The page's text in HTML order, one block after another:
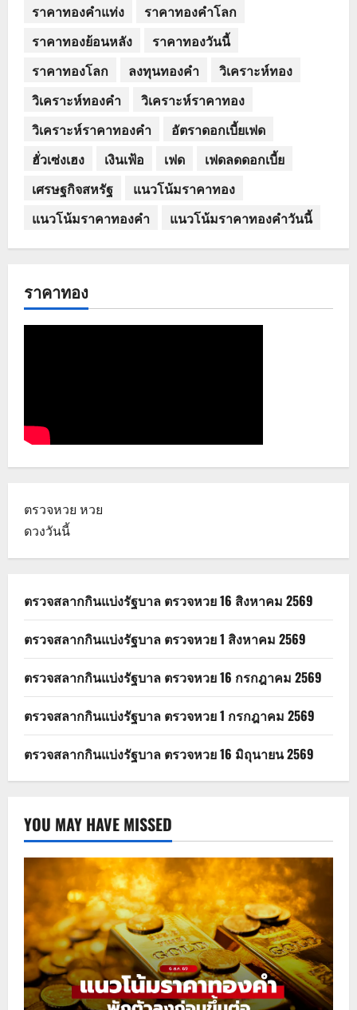
ราคาทองคำแท่ง
ราคาทองคำโลก
ราคาทองย้อนหลัง
ราคาทองวันนี้
ราคาทองโลก
ลงทุนทองคำ
วิเคราะห์ทอง
วิเคราะห์ทองคำ
วิเคราะห์ราคาทอง
วิเคราะห์ราคาทองคำ
อัตราดอกเบี้ยเฟด
ฮั่วเซ่งเฮง
เงินเฟ้อ เฟด
เฟดลดดอกเบี้ย
เศรษฐกิจสหรัฐ
แนวโน้มราคาทอง
แนวโน้มราคาทองคำ
แนวโน้มราคาทองคำวันนี้
ราคาทอง
ตรวจหวย หวย
ดวงวันนี้
ตรวจสลากกินแบ่งรัฐบาล ตรวจหวย 16 สิงหาคม 2569
ตรวจสลากกินแบ่งรัฐบาล ตรวจหวย 1 สิงหาคม 2569
ตรวจสลากกินแบ่งรัฐบาล ตรวจหวย 16 กรกฎาคม 2569
ตรวจสลากกินแบ่งรัฐบาล ตรวจหวย 1 กรกฎาคม 2569
ตรวจสลากกินแบ่งรัฐบาล ตรวจหวย 16 มิถุนายน 2569
YOU MAY HAVE MISSED